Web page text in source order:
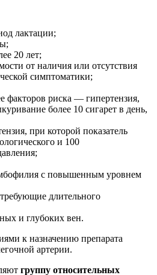
лактации;
20 лет;
от наличия или отсутствия
симптоматики;
факторов риска — гипертензия,
более 10 сигарет в день,
при которой показатель
и 100
с повышенным уровнем
длительного
и глубоких вен.
к назначению препарата
артерии.
группу относительных